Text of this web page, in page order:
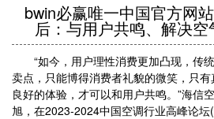
bwin必赢唯一中国官方网
后：与用户共鸣、解决
“如今，用户理性消费更加凸现，传
卖点，只能博得消费者礼貌的微笑，只
良好的体验，才可以和用户共鸣。”海信
旭，在2023-2024中国空调行业高峰论